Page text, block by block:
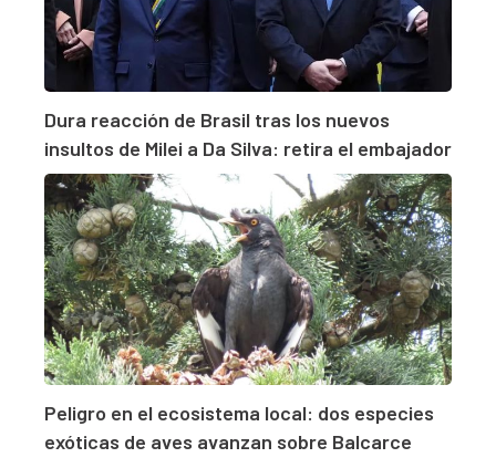
Dura reacción de Brasil tras los nuevos
insultos de Milei a Da Silva: retira el embajador
Peligro en el ecosistema local: dos especies
exóticas de aves avanzan sobre Balcarce